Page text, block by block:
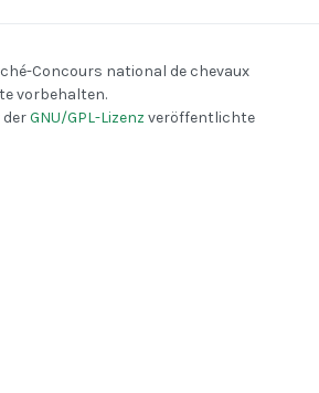
Concours national de chevaux
vorbehalten.
GNU/GPL-Lizenz veröffentlichte